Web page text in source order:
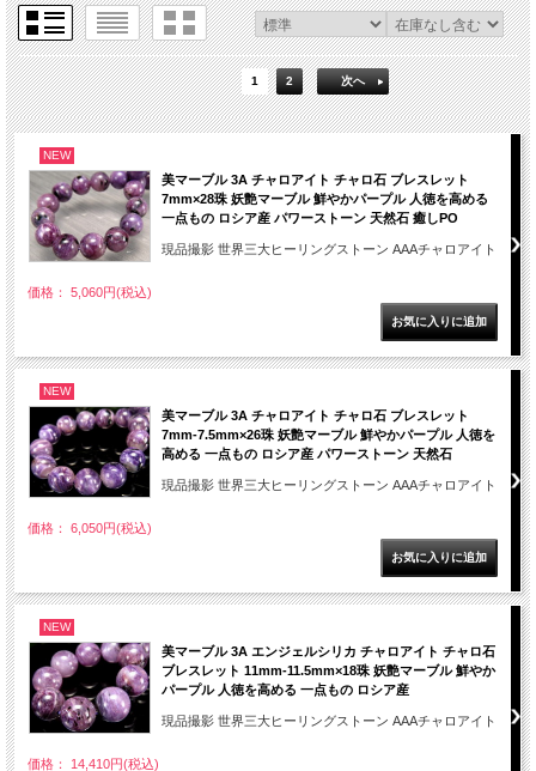
1 2 次へ
NEW
美マーブル 3A チャロアイト チャロ石 ブレスレット
7mm×28珠 妖艶マーブル 鮮やかパープル 人徳を高める
一点もの ロシア産 パワーストーン 天然石 癒しPO
現品撮影 世界三大ヒーリングストーン AAAチャロアイト
価格： 5,060円(税込)
NEW
美マーブル 3A チャロアイト チャロ石 ブレスレット
7mm-7.5mm×26珠 妖艶マーブル 鮮やかパープル 人徳を
高める 一点もの ロシア産 パワーストーン 天然石
現品撮影 世界三大ヒーリングストーン AAAチャロアイト
価格： 6,050円(税込)
NEW
美マーブル 3A エンジェルシリカ チャロアイト チャロ石
ブレスレット 11mm-11.5mm×18珠 妖艶マーブル 鮮やか
パープル 人徳を高める 一点もの ロシア産
現品撮影 世界三大ヒーリングストーン AAAチャロアイト
価格： 14,410円(税込)